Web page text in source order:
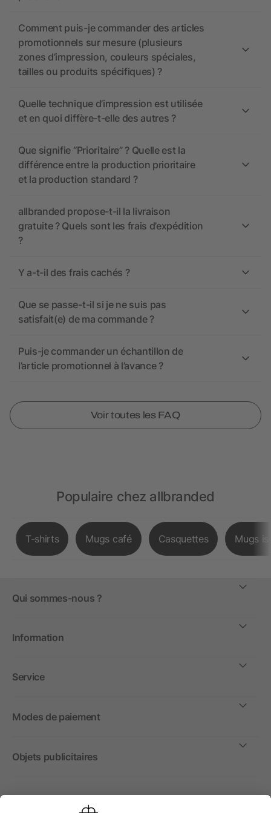
Comment puis-je commander des articles
promotionnels sur mesure (plusieurs
zones d’impression, couleurs spéciales,
tailles ou produits spécifiques) ?
Quelle technique d’impression est utilisée
et en quoi diffère-t-elle des autres ?
Que signifie “Prioritaire” ? Quelle est la
différence entre la production prioritaire
et la production standard ?
allbranded propose-t-il la livraison
gratuite ? Quels sont les frais d’expédition
?
Y a-t-il des frais cachés ?
Que se passe-t-il si je ne suis pas
satisfait(e) de ma commande ?
Puis-je commander un échantillon de
l’article promotionnel à l’avance ?
Voir toutes les FAQ
Populaire chez allbranded
T-shirts Mugs café Casquettes Mugs
Qui sommes-nous ?
Information
Service
Modes de paiement
Objets publicitaires